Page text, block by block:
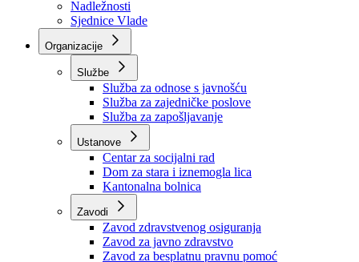
Ministarstvo za boračka pitanja
Ministarstvo za finansije
Ured Vlade i Premijera
Nadležnosti
Sjednice Vlade
Organizacije
Službe
Služba za odnose s javnošću
Služba za zajedničke poslove
Služba za zapošljavanje
Ustanove
Centar za socijalni rad
Dom za stara i iznemogla lica
Kantonalna bolnica
Zavodi